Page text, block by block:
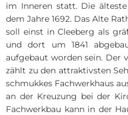
im Inneren statt. Die
dem Jahre 1692. Das Alte
soll einst in Cleeberg als
und dort um 1841
aufgebaut worden sein. Der
zählt zu den attraktivsten
schmukkes Fachwerkhaus
an der Kreuzung bei der
Fachwerkbau kann in der